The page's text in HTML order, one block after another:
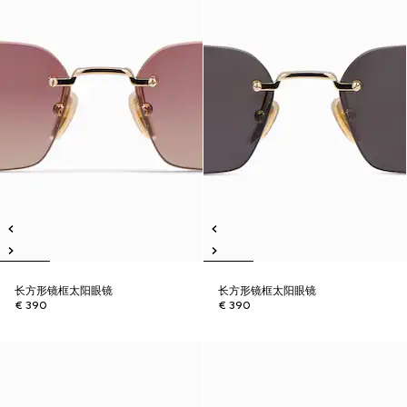
长方形镜框太阳眼镜
€ 390
长方形镜框太阳眼镜
€ 390